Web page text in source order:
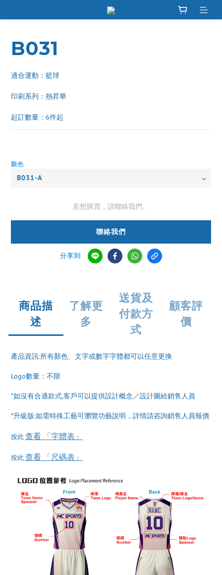
B031
適合運動：籃球
印刷系列：熱昇華
起訂數量：6件起
顏色
若想購買，請聯絡我們。
聯絡我們
分享到
商品描
述
了解更
多
送貨及
付款方
式
顧客評
價
產品資訊:所有顏色、文字或數字字體都可以任意更換
Logo數量：不限
*如沒有合適款式,客戶可以提供設計概念／設計圖給銷售人員
*升級版:如需特殊工藝可瀏覽功藝說明，詳情請咨詢銷售人員報價
按此查看 「字體表」
按此查看 「尺碼表」